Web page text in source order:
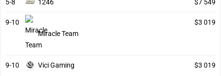
5-8 1246 $7 549
9-10
Miracle Team
$3 019
9-10 Vici Gaming $3 019